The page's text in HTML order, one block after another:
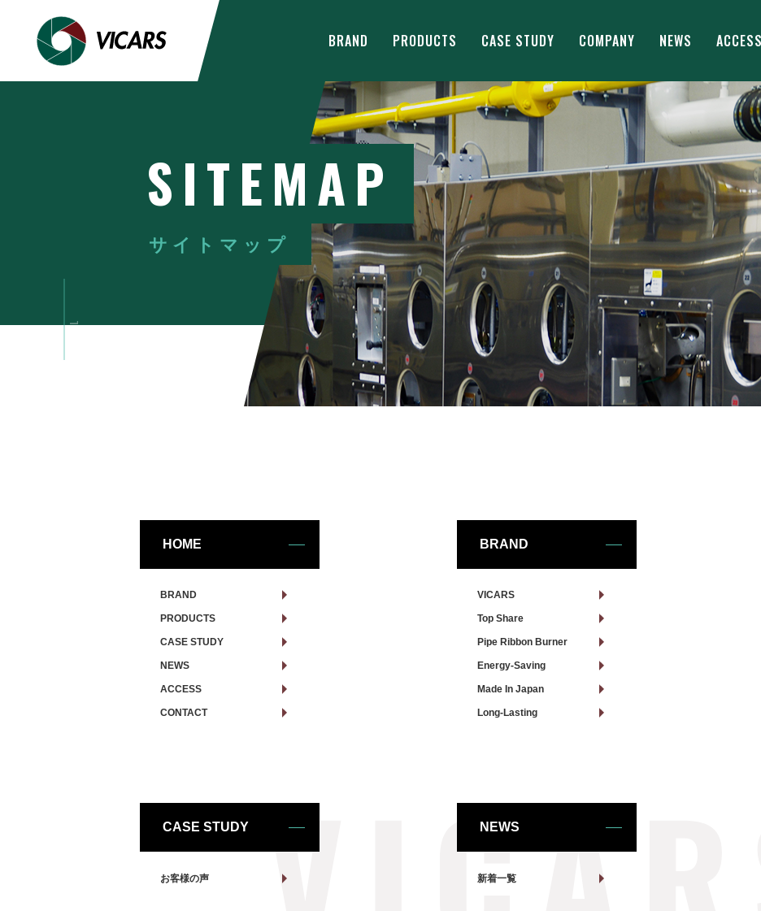
BRAND PRODUCTS CASE STUDY COMPANY NEWS ACCESS
SITEMAP
サイトマップ
HOME
BRAND
PRODUCTS
CASE STUDY
NEWS
ACCESS
CONTACT
BRAND
VICARS
Top Share
Pipe Ribbon Burner
Energy-Saving
Made In Japan
Long-Lasting
CASE STUDY
お客様の声
NEWS
新着一覧